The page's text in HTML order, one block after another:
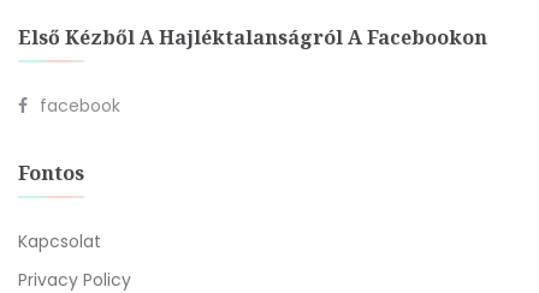
Első Kézből A Hajléktalanságról A Facebookon
facebook
Fontos
Kapcsolat
Privacy Policy